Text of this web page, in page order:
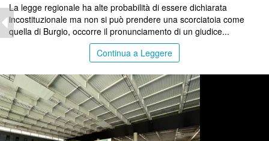
La legge regionale ha alte probabilità di essere dichiarata
incostituzionale ma non si può prendere una scorciatoia come
quella di Burgio, occorre il pronunciamento di un giudice...
Continua a Leggere